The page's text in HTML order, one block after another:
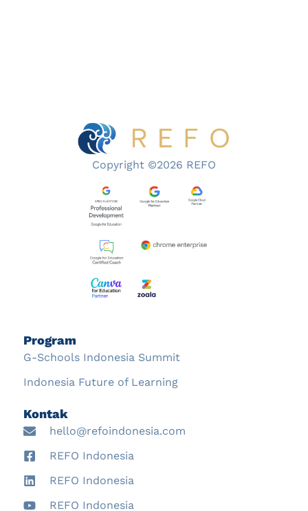
Copyright ©2026 REFO
Program
G-Schools Indonesia Summit
Indonesia Future of Learning
Kontak
hello@refoindonesia.com
REFO Indonesia
REFO Indonesia
REFO Indonesia